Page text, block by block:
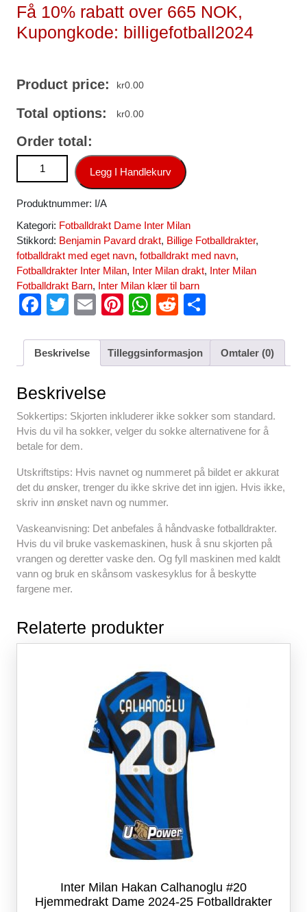
Få 10% rabatt over 665 NOK,
Kupongkode: billigefotball2024
Product price: kr0.00
Total options: kr0.00
Order total:
Inter Milan Benjamin Pavard #28 Hjemmedrakt Dame 2024-
25 Fotballdrakter antallLegg I Handlekurv
Produktnummer: I/A
Kategori: Fotballdrakt Dame Inter Milan
Stikkord: Benjamin Pavard drakt, Billige Fotballdrakter,
fotballdrakt med eget navn, fotballdrakt med navn,
Fotballdrakter Inter Milan, Inter Milan drakt, Inter Milan
Fotballdrakt Barn, Inter Milan klær til barn
F
c
b
o
o
k
T
tt
E
ail
Pi
er
e
W
at
s
p
p
R
d
di
ar
e
Beskrivelse Tilleggsinformasjon Omtaler (0)
Beskrivelse
Sokkertips: Skjorten inkluderer ikke sokker som standard.
Hvis du vil ha sokker, velger du sokke alternativene for å
betale for dem.
Utskriftstips: Hvis navnet og nummeret på bildet er akkurat
det du ønsker, trenger du ikke skrive det inn igjen. Hvis ikke,
skriv inn ønsket navn og nummer.
Vaskeanvisning: Det anbefales å håndvaske fotballdrakter.
Hvis du vil bruke vaskemaskinen, husk å snu skjorten på
vrangen og deretter vaske den. Og fyll maskinen med kaldt
vann og bruk en skånsom vaskesyklus for å beskytte
fargene mer.
Relaterte produkter
Inter Milan Hakan Calhanoglu #20
Hjemmedrakt Dame 2024-25 Fotballdrakter